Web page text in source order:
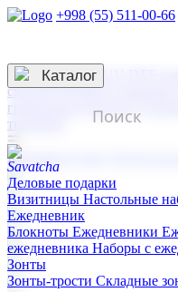
+998 (55) 511-00-66
3D гравировка
смолой (Doming)
гравировка твердая
тиснение
☰
Контакты
Каталог
Деловые подарки
Визитницы Настольные
Ежедневник
Блокноты Ежедневники
ежедневника Наборы с
Зонты
Зонты-трости Складные